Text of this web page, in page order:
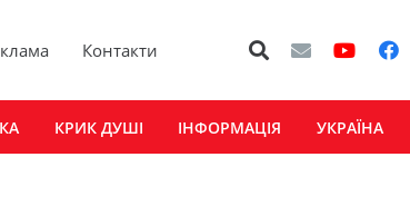
Контакти
КРИК ДУШІ ІНФОРМАЦІЯ УКРАЇНА